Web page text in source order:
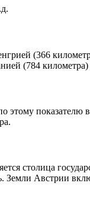
(366
(784
этому
столица
Австрии